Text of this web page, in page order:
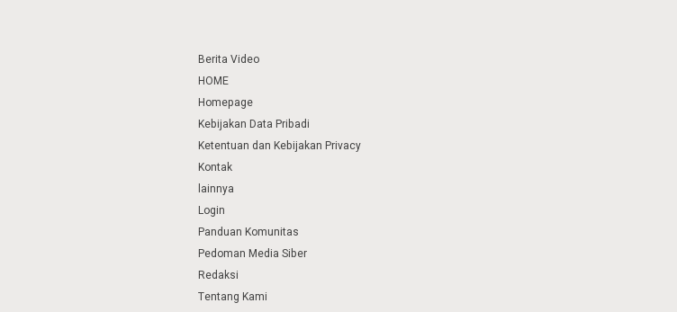
Berita Video
HOME
Homepage
Kebijakan Data Pribadi
Ketentuan dan Kebijakan Privacy
Kontak
lainnya
Login
Panduan Komunitas
Pedoman Media Siber
Redaksi
Tentang Kami